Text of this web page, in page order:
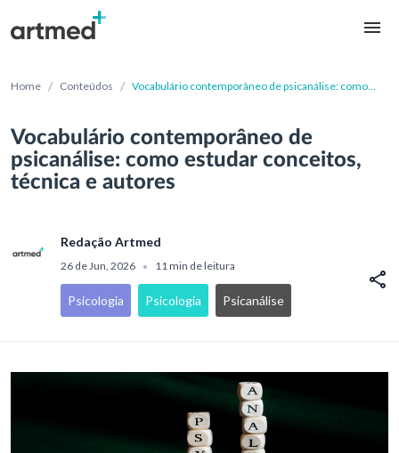
Home / Conteúdos / Vocabulário contemporâneo de psicanálise: como
Vocabulário contemporâneo de
psicanálise: como estudar conceitos,
técnica e autores
Redação Artmed
26 de Jun, 2026 • 11 min de leitura
Psicologia Psicologia Psicanálise